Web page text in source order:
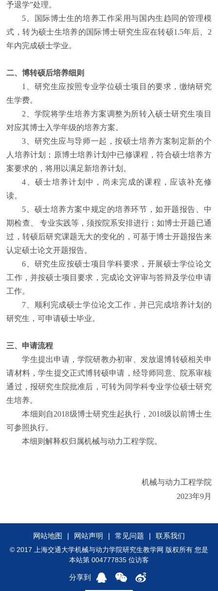
予退学”处理。
5 、国际博士生的培养工作采用与国内生趋同的管理模
式，转为硕士生培养的国际博士研究生应在转硕1.5年后、 2
年内完成硕士学业。
二、博转硕后培养细则
1
、研究生应按照专业学位硕士项目的要求，缴纳研究
生学费。
2 、学院将学生培养方案调整为所转入硕士研究生项目
对应其博士入学年级的培养方案。
3 、研究生应与导师一起，按硕士培养方案制定新的个
人培养计划；原博士培养计划中已修课程，符合硕士培养方
案要求的，将用以满足新培养计划。
4 、硕士培养计划中，尚未完成的课程，应该补充修
读。
5 、硕士培养方案中规定的培养环节，如开题报告、中
期检查、
专业实践等，须按院系安排进行；如博士开题已通
过，转硕后研究课题无大的变化的，可基于博士开题报告来
认定硕士论文开题报告。
6 、研究生应按硕士项目学科要求，开展硕士学位论文
工作，并按硕士项目要求，完成论文评审与答辩及学位申请
工作。
7 、顺利完成硕士学位论文工作，并已完成培养计划的
研究生，可申请硕士毕业。
三、申请流程
学生提出申请，学院研教办初审、发放退博转硕相关申
请材料，学生提交正式博转硕申请，经导师同意、院系审核
通过，报研究生院批准后，可转为同学科专业学位硕士研究
生培养。
本细则自2018级博士研究生起执行， 2018级以前博士生
可参照执行。
本细则解释权归属机械与动力工程学院。
机械与动力工程学院
2023年9月
网站地图 | 网站声明 | 常见问题 | 联系我们
© 2017 上海交通大学机械与动力学院研究生教学网 版权所有 您是
本站第 004777835 位访客
分享到